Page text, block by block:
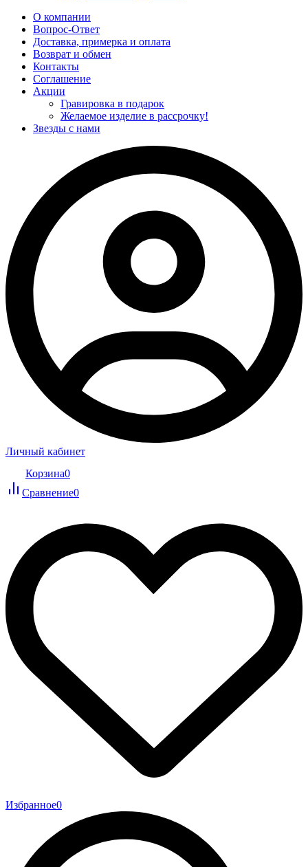
О компании
Вопрос-Ответ
Доставка, примерка и оплата
Возврат и обмен
Контакты
Соглашение
Акции
Гравировка в подарок
Желаемое изделие в рассрочку!
Звезды с нами
Личный кабинет
Корзина0
Сравнение0
Избранное0